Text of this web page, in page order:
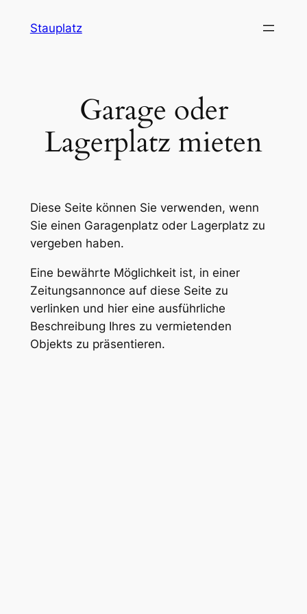
InhaltStauplatz
Garage oder
Lagerplatz mieten
Diese Seite können Sie verwenden, wenn
Sie einen Garagenplatz oder Lagerplatz zu
vergeben haben.
Eine bewährte Möglichkeit ist, in einer
Zeitungsannonce auf diese Seite zu
verlinken und hier eine ausführliche
Beschreibung Ihres zu vermietenden
Objekts zu präsentieren.